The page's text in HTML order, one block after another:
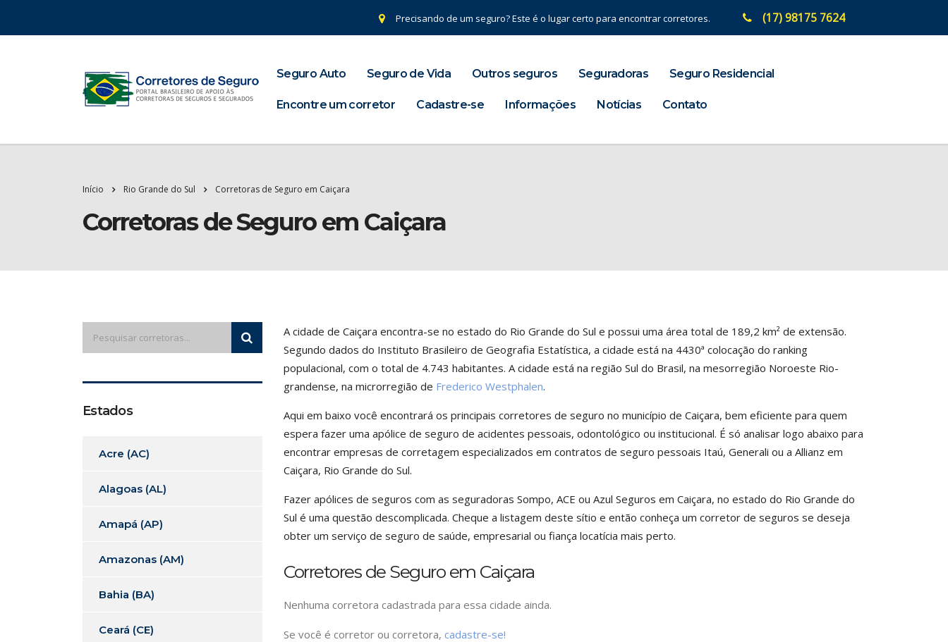
Precisando de um seguro? Este é o lugar certo para encontrar corretores. (17) 98175 7624
Seguro Auto Seguro de Vida Outros seguros Seguradoras Seguro Residencial
Encontre um corretor Cadastre-se Informações Notícias Contato
Início Rio Grande do Sul Corretoras de Seguro em Caiçara
Corretoras de Seguro em Caiçara
A cidade de Caiçara encontra-se no estado do Rio Grande do Sul e possui uma área total de 189,2 km² de extensão.
Segundo dados do Instituto Brasileiro de Geografia Estatística, a cidade está na 4430ª colocação do ranking
populacional, com o total de 4.743 habitantes. A cidade está na região Sul do Brasil, na mesorregião Noroeste Rio-
grandense, na microrregião de Frederico Westphalen.
Aqui em baixo você encontrará os principais corretores de seguro no município de Caiçara, bem eficiente para quem
espera fazer uma apólice de seguro de acidentes pessoais, odontológico ou institucional. É só analisar logo abaixo para
encontrar empresas de corretagem especializados em contratos de seguro pessoais Itaú, Generali ou a Allianz em
Caiçara, Rio Grande do Sul.
Fazer apólices de seguros com as seguradoras Sompo, ACE ou Azul Seguros em Caiçara, no estado do Rio Grande do
Sul é uma questão descomplicada. Cheque a listagem deste sítio e então conheça um corretor de seguros se deseja
obter um serviço de seguro de saúde, empresarial ou fiança locatícia mais perto.
Corretores de Seguro em Caiçara
Nenhuma corretora cadastrada para essa cidade ainda.
Se você é corretor ou corretora, cadastre-se!
Estados
Acre (AC)
Alagoas (AL)
Amapá (AP)
Amazonas (AM)
Bahia (BA)
Ceará (CE)